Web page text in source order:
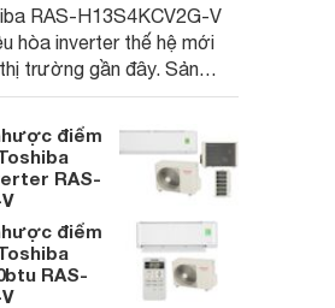
RAS-H13S4KCV2G-V
hòa inverter thế hệ mới
trường gần đây. Sản
có khả năng tiết kiệm điện
trang bị được tích hợp
cao cấp.
điểm
RAS-
điểm
RAS-